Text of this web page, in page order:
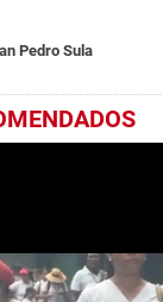
Pedro Sula